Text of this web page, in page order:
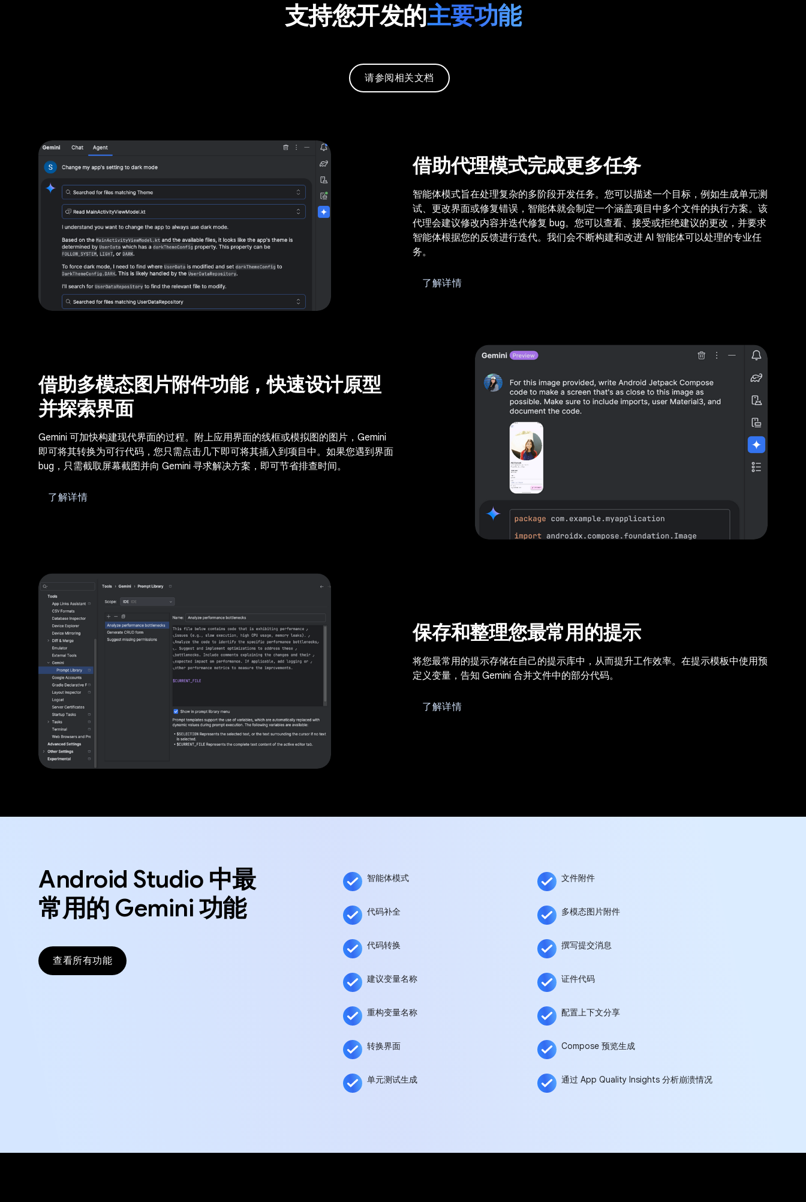
支持您开发的主要功能
请参阅相关文档
借助代理模式完成更多任务
智能体模式旨在处理复杂的多阶段开发任务。您可以描述一个目标，例如生成单元测
试、更改界面或修复错误，智能体就会制定一个涵盖项目中多个文件的执行方案。该
代理会建议修改内容并迭代修复 bug。您可以查看、接受或拒绝建议的更改，并要求
智能体根据您的反馈进行迭代。我们会不断构建和改进 AI 智能体可以处理的专业任
务。
了解详情
借助多模态图片附件功能，快速设计原型
并探索界面
Gemini 可加快构建现代界面的过程。附上应用界面的线框或模拟图的图片，Gemini
即可将其转换为可行代码，您只需点击几下即可将其插入到项目中。如果您遇到界面
bug，只需截取屏幕截图并向 Gemini 寻求解决方案，即可节省排查时间。
了解详情
保存和整理您最常用的提示
将您最常用的提示存储在自己的提示库中，从而提升工作效率。在提示模板中使用预
定义变量，告知 Gemini 合并文件中的部分代码。
了解详情
Android Studio 中最
常用的 Gemini 功能
查看所有功能
智能体模式
代码补全
代码转换
建议变量名称
重构变量名称
转换界面
单元测试生成
文件附件
多模态图片附件
撰写提交消息
证件代码
配置上下文分享
Compose 预览生成
通过 App Quality Insights 分析崩溃情况